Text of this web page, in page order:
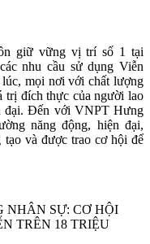
giữ vững vị trí số 1 tại
nhu cầu sử dụng Viễn
mọi nơi với chất lượng
trị đích thực của người lao
đại. Đến với VNPT Hưng
năng động, hiện đại,
tạo và được trao cơ hội để